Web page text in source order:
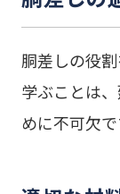
胴差しの役
学ぶことは
めに不可欠で